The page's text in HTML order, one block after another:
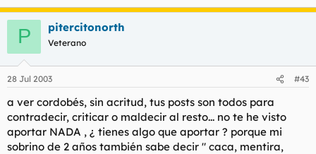
P pitercitonorth
Veterano
28 Jul 2003 #43
a ver cordobés, sin acritud, tus posts son todos para
contradecir, criticar o maldecir al resto... no te he visto
aportar NADA , ¿ tienes algo que aportar ? porque mi
sobrino de 2 años también sabe decir " caca, mentira,